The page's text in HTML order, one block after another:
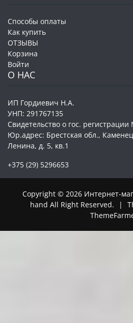
Способы оплаты
Как купить
ОТЗЫВЫ
Корзина
Войти
О НАС
ИП Гордиевич Н.А.
УНП: 291767135
Свидетельство о гос.
Юр.адрес: Брестская обл.,
Ленина, д. 5, кв.1
+375 (29) 5296653
Copyright © 2026 Интернет-
hand All Right Reserved.
|